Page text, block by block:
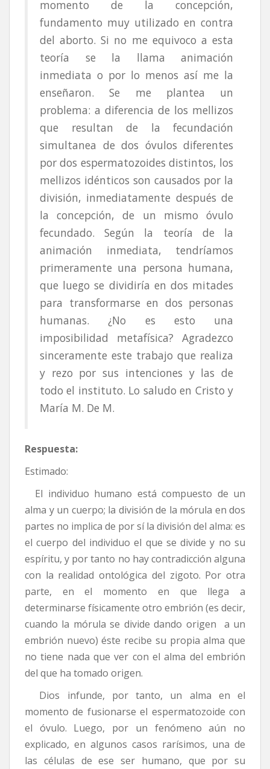
momento de la concepción,
fundamento muy utilizado en contra
del aborto. Si no me equivoco a esta
teoría se la llama animación
inmediata o por lo menos así me la
enseñaron. Se me plantea un
problema: a diferencia de los mellizos
que resultan de la fecundación
simultanea de dos óvulos diferentes
por dos espermatozoides distintos, los
mellizos idénticos son causados por la
división, inmediatamente después de
la concepción, de un mismo óvulo
fecundado. Según la teoría de la
animación inmediata, tendríamos
primeramente una persona humana,
que luego se dividiría en dos mitades
para transformarse en dos personas
humanas. ¿No es esto una
imposibilidad metafísica? Agradezco
sinceramente este trabajo que realiza
y rezo por sus intenciones y las de
todo el instituto. Lo saludo en Cristo y
María M. De M.
Respuesta:
Estimado:
El individuo humano está compuesto de un
alma y un cuerpo; la división de la mórula en dos
partes no implica de por sí la división del alma: es
el cuerpo del individuo el que se divide y no su
espíritu, y por tanto no hay contradicción alguna
con la realidad ontológica del zigoto. Por otra
parte, en el momento en que llega a
determinarse físicamente otro embrión (es decir,
cuando la mórula se divide dando origen a un
embrión nuevo) éste recibe su propia alma que
no tiene nada que ver con el alma del embrión
del que ha tomado origen.
Dios infunde, por tanto, un alma en el
momento de fusionarse el espermatozoide con
el óvulo. Luego, por un fenómeno aún no
explicado, en algunos casos rarísimos, una de
las células de ese ser humano, que por su